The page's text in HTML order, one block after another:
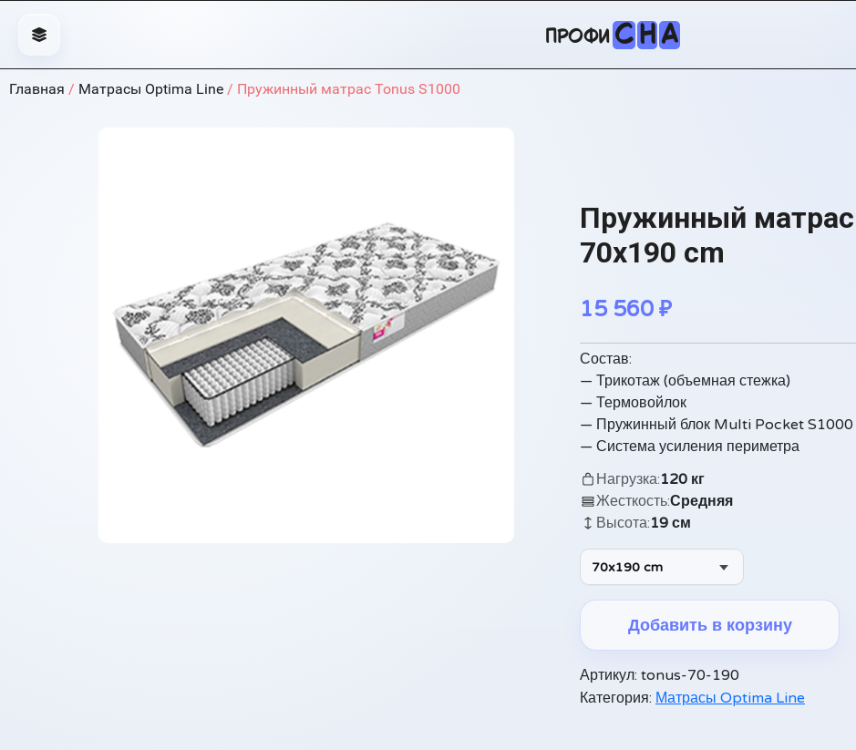
профи С НА
Главная / Матрасы Optima Line / Пружинный матрас Tonus S1000
Пружинный матрас
70x190 cm
15 560 ₽
Состав:
— Трикотаж (объемная стежка)
— Термовойлок
— Пружинный блок Multi Pocket S1000
— Система усиления периметра
Нагрузка:120 кг
Жесткость:Средняя
Высота:19 см
70x190 cm
Добавить в корзину
Артикул: tonus-70-190
Категория: Матрасы Optima Line